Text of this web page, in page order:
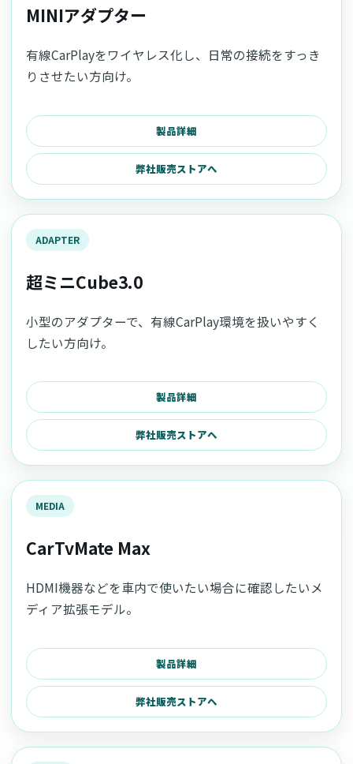
MINIアダプター
有線CarPlayをワイヤレス化し、日常の接続をすっき
りさせたい方向け。
製品詳細
弊社販売ストアへ
ADAPTER
超ミニCube3.0
小型のアダプターで、有線CarPlay環境を扱いやすく
したい方向け。
製品詳細
弊社販売ストアへ
MEDIA
CarTvMate Max
HDMI機器などを車内で使いたい場合に確認したいメ
ディア拡張モデル。
製品詳細
弊社販売ストアへ